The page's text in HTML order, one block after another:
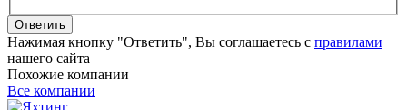
Ответить
Нажимая кнопку "Ответить", Вы соглашаетесь с правилами
нашего сайта
Похожие компании
Все компании